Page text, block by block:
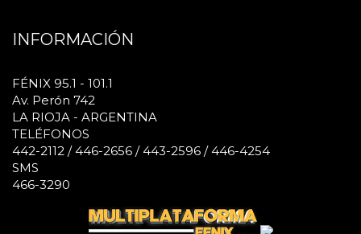
INFORMACIÓN
FÉNIX 95.1 - 101.1
Av. Perón 742
LA RIOJA - ARGENTINA
TELÉFONOS
442-2112 / 446-2656 / 443-2596 / 446-4254
SMS
466-3290